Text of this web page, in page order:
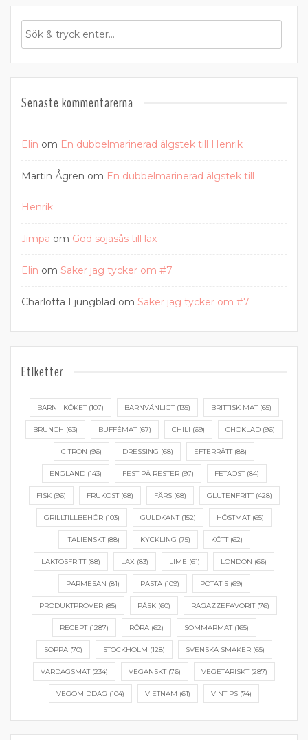
Senaste kommentarerna
Elin om En dubbelmarinerad älgstek till Henrik
Martin Ågren om En dubbelmarinerad älgstek till
Henrik
Jimpa om God sojasås till lax
Elin om Saker jag tycker om #7
Charlotta Ljungblad om Saker jag tycker om #7
Etiketter
BARN I KÖKET(107) BARNVÄNLIGT(135) BRITTISK MAT(65)
BRUNCH (63) BUFFÉMAT(67) CHILI (69) CHOKLAD (96)
CITRON (96) DRESSING (68) EFTERRÄTT(88)
ENGLAND(143) FEST PÅ RESTER(97) FETAOST(84)
FISK(96) FRUKOST(68) FÄRS(68) GLUTENFRITT(428)
GRILLTILLBEHÖR (103) GULDKANT(152) HÖSTMAT(65)
ITALIENSKT(88) KYCKLING (75) KÖTT(62)
LAKTOSFRITT(88) LAX (83) LIME (61) LONDON (66)
PARMESAN (81) PASTA(109) POTATIS(69)
PRODUKTPROVER(85) PÅSK(60) RAGAZZEFAVORIT(76)
RECEPT(1287) RÖRA(62) SOMMARMAT(165)
SOPPA(70) STOCKHOLM (128) SVENSKA SMAKER(65)
VARDAGSMAT(234) VEGANSKT(76) VEGETARISKT(287)
VEGOMIDDAG (104) VIETNAM (61) VINTIPS (74)